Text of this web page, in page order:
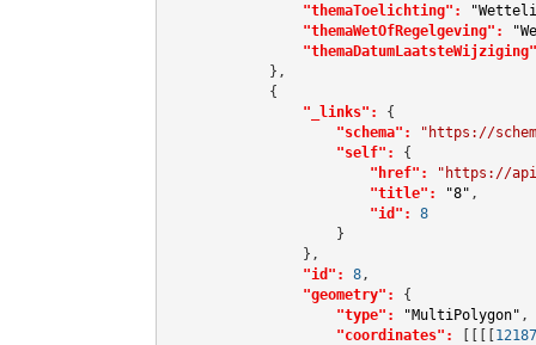
"themaToelichting":
"themaWetOfRegelgeving":
            },
            {
"_links":
{
"schema":
"https://
"self":
{
"href":
"https://
"title":
"8" ,
"id":
8
                    }
                },
"id":
8,
"geometry":
{
"type":
"MultiPolygon" ,
"coordinates":
[[[[